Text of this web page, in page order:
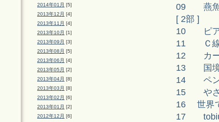
2014年01月 [5]
2013年12月 [4]
2013年11月 [4]
2013年10月 [1]
2013年09月 [3]
2013年08月 [5]
2013年06月 [4]
2013年05月 [2]
2013年04月 [8]
2013年03月 [8]
2013年02月 [6]
2013年01月 [2]
2012年12月 [6]
09 燕魚
[ 2部 ]
10 ピア
11 Ｃ線
12 カー
13 国境
14 ペン
15 やさ
16 世界
17